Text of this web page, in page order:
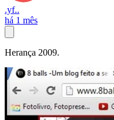
.yf..
há 1 mês
Herança 2009.